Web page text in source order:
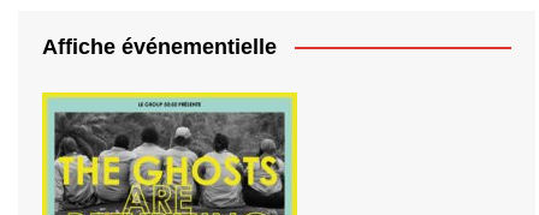
Affiche événementielle